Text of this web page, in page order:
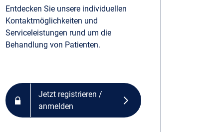
Entdecken Sie unsere individuellen
Kontaktmöglichkeiten und
Serviceleistungen rund um die
Behandlung von Patienten.
Jetzt registrieren /
anmelden